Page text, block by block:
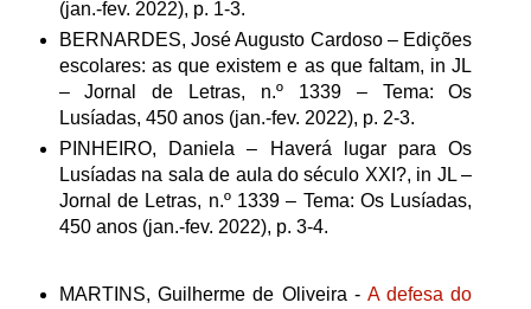
(jan.-fev. 2022), p. 1-3.
BERNARDES, José Augusto Cardoso – Edições
escolares: as que existem e as que faltam, in JL
– Jornal de Letras, n.º 1339 – Tema: Os
Lusíadas, 450 anos (jan.-fev. 2022), p. 2-3.
PINHEIRO, Daniela – Haverá lugar para Os
Lusíadas na sala de aula do século XXI?, in JL –
Jornal de Letras, n.º 1339 – Tema: Os Lusíadas,
450 anos (jan.-fev. 2022), p. 3-4.
MARTINS, Guilherme de Oliveira - A defesa do